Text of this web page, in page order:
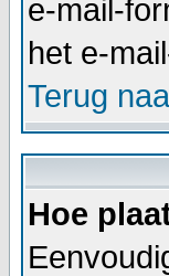
e-mail-
het e-
Terug
Hoe